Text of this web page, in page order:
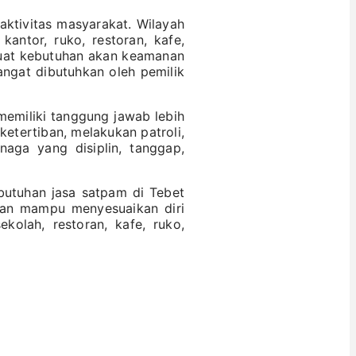
masyarakat. Wilayah
ruko, restoran, kafe,
kebutuhan akan keamanan
dibutuhkan oleh pemilik
tanggung jawab lebih
melakukan patroli,
yang disiplin, tanggap,
jasa satpam di Tebet
mampu menyesuaikan diri
restoran, kafe, ruko,